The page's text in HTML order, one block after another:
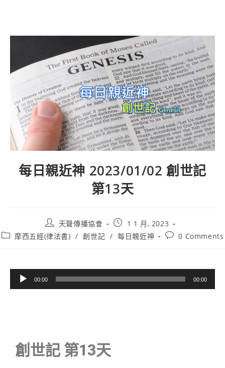
每日親近神 2023/01/02 創世記
第13天
天聲傳播協會
1 1 月, 2023
摩西五經(律法書) / 創世記 / 每日親近神 0 Comments
訊
00:00 00:00
創世記 第13天